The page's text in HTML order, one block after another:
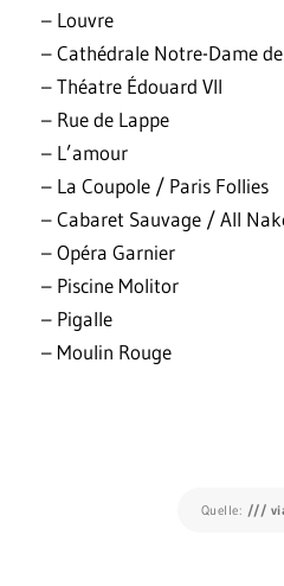
– Louvre
– Cathédrale Notre-Dame
– Théatre Édouard VII
– Rue de Lappe
– L’amour
– La Coupole / Paris Follies
– Cabaret Sauvage / All
– Opéra Garnier
– Piscine Molitor
– Pigalle
– Moulin Rouge
Quelle: ///